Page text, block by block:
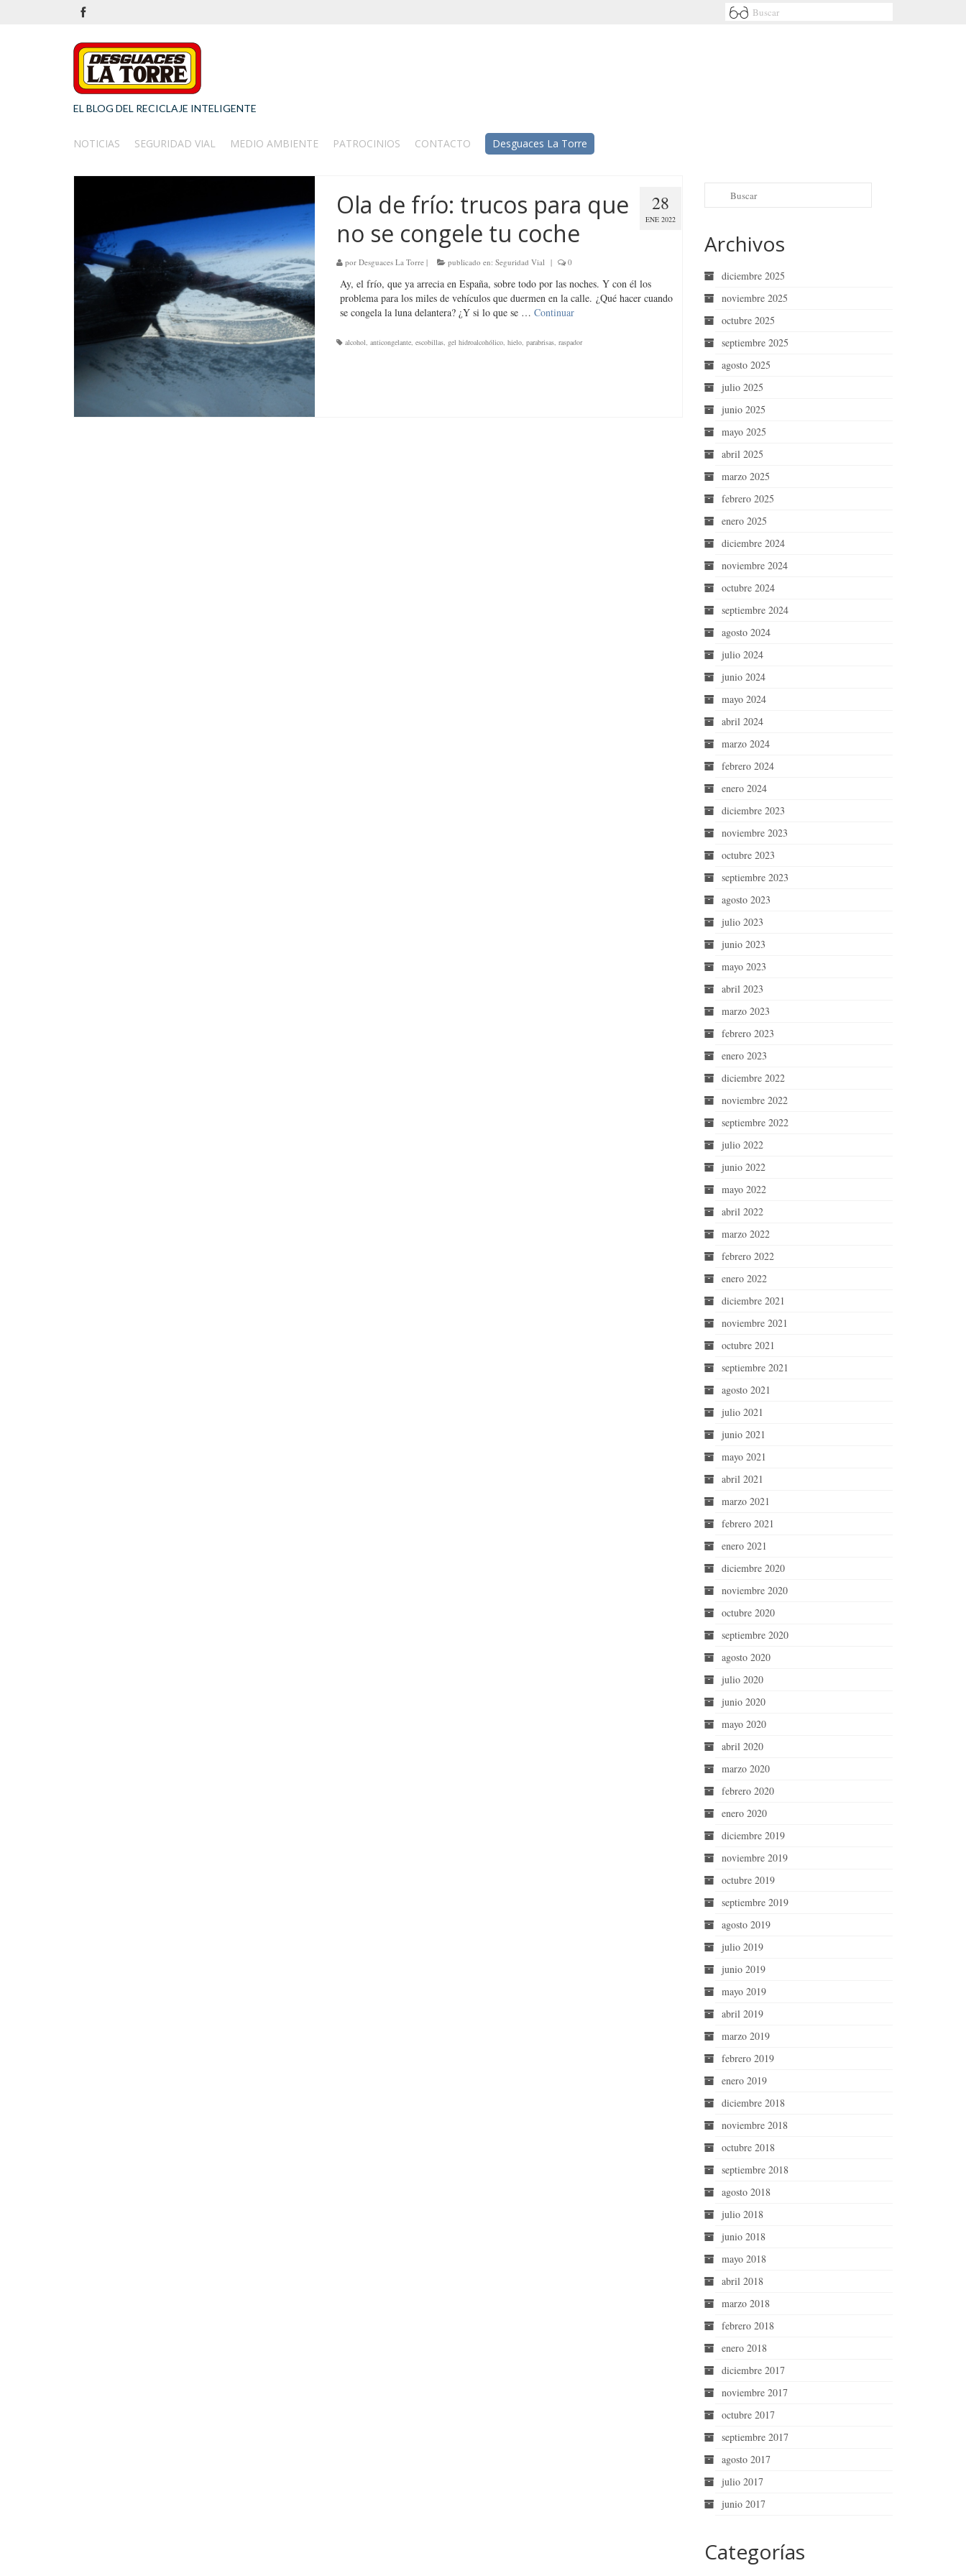
EL BLOG DEL RECICLAJE INTELIGENTE
NOTICIAS SEGURIDAD VIAL MEDIO AMBIENTE PATROCINIOS CONTACTO Desguaces La Torre
28
ENE 2022
Ola de frío: trucos para que
no se congele tu coche
por Desguaces La Torre| publicado en: Seguridad Vial | 0
Ay, el frío, que ya arrecia en España, sobre todo por las noches. Y con él los
problema para los miles de vehículos que duermen en la calle. ¿Qué hacer cuando
se congela la luna delantera? ¿Y si lo que se … Continuar
alcohol, anticongelante, escobillas, gel hidroalcohólico, hielo, parabrisas, raspador
Archivos
diciembre 2025
noviembre 2025
octubre 2025
septiembre 2025
agosto 2025
julio 2025
junio 2025
mayo 2025
abril 2025
marzo 2025
febrero 2025
enero 2025
diciembre 2024
noviembre 2024
octubre 2024
septiembre 2024
agosto 2024
julio 2024
junio 2024
mayo 2024
abril 2024
marzo 2024
febrero 2024
enero 2024
diciembre 2023
noviembre 2023
octubre 2023
septiembre 2023
agosto 2023
julio 2023
junio 2023
mayo 2023
abril 2023
marzo 2023
febrero 2023
enero 2023
diciembre 2022
noviembre 2022
septiembre 2022
julio 2022
junio 2022
mayo 2022
abril 2022
marzo 2022
febrero 2022
enero 2022
diciembre 2021
noviembre 2021
octubre 2021
septiembre 2021
agosto 2021
julio 2021
junio 2021
mayo 2021
abril 2021
marzo 2021
febrero 2021
enero 2021
diciembre 2020
noviembre 2020
octubre 2020
septiembre 2020
agosto 2020
julio 2020
junio 2020
mayo 2020
abril 2020
marzo 2020
febrero 2020
enero 2020
diciembre 2019
noviembre 2019
octubre 2019
septiembre 2019
agosto 2019
julio 2019
junio 2019
mayo 2019
abril 2019
marzo 2019
febrero 2019
enero 2019
diciembre 2018
noviembre 2018
octubre 2018
septiembre 2018
agosto 2018
julio 2018
junio 2018
mayo 2018
abril 2018
marzo 2018
febrero 2018
enero 2018
diciembre 2017
noviembre 2017
octubre 2017
septiembre 2017
agosto 2017
julio 2017
junio 2017
Categorías